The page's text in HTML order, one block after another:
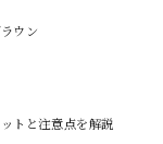
ウン
トと注意点を解説